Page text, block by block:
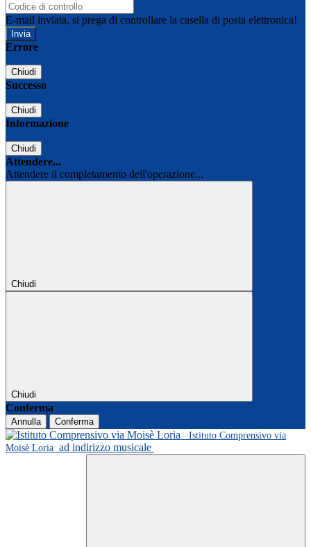
E-mail inviata, si prega di controllare la casella di posta elettronica!
Errore
Chiudi
Successo
Chiudi
Informazione
Chiudi
Attendere...
Attendere il completamento dell'operazione...
Chiudi
Chiudi
Conferma
Annulla
Conferma
Istituto Comprensivo via
Moisè Loria ad indirizzo musicale